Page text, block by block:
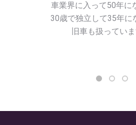
車業界に入って50年に
30歳で独立して35年に
旧車も扱っていま